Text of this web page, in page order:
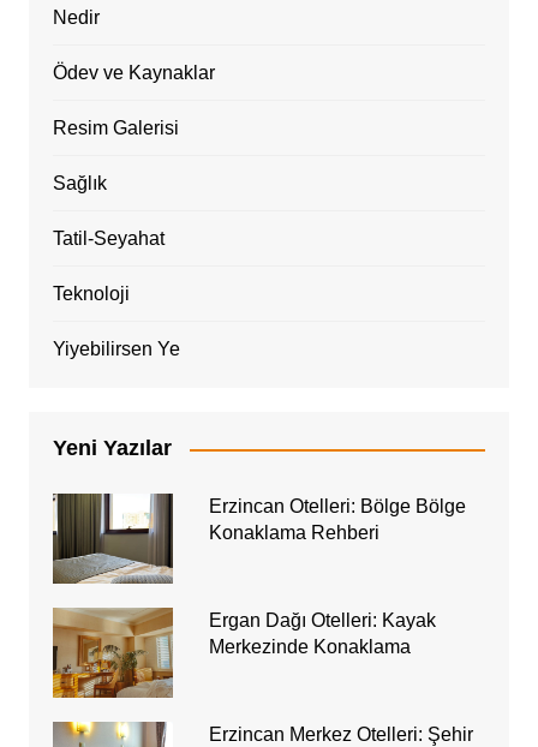
Nedir
Ödev ve Kaynaklar
Resim Galerisi
Sağlık
Tatil-Seyahat
Teknoloji
Yiyebilirsen Ye
Yeni Yazılar
Erzincan Otelleri: Bölge Bölge
Konaklama Rehberi
Ergan Dağı Otelleri: Kayak
Merkezinde Konaklama
Erzincan Merkez Otelleri: Şehir